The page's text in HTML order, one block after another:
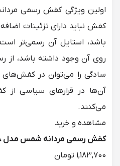
اولین ویژگی کفش رسمی
کفش نباید دارای تزئینات
باشد، استایل آن رسمی‌تر
روی آن وجود داشته باشد، از
سادگی را می‌توان در کفش‌های
آن‌ها در قرارهای سیاسی
می‌کنند.
کفش رسمی مردانه شمس مدل C8 کد 88
1,183,700 تومان